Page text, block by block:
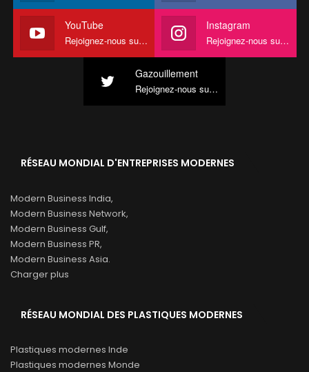
YouTube
Rejoignez-nous sur YouTube
Instagram
Rejoignez-nous sur Instagram
Gazouillement
Rejoignez-nous sur Twitter
RÉSEAU MONDIAL D'ENTREPRISES MODERNES
Modern Business India,
Modern Business Network,
Modern Business Gulf,
Modern Business PR,
Modern Business Asia.
Charger plus
RÉSEAU MONDIAL DES PLASTIQUES MODERNES
Plastiques modernes Inde
Plastiques modernes Monde